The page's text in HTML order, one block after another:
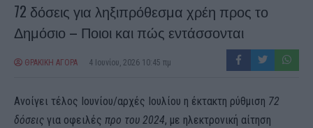
72 δόσεις για ληξιπρόθεσμα χρέη προς το
Δημόσιο – Ποιοι και πώς εντάσσονται
ΘΡΑΚΙΚΗ ΑΓΟΡΑ 4 Ιουνίου, 2026 10:45 πμ
Ανοίγει τέλος Ιουνίου/αρχές Ιουλίου η έκτακτη ρύθμιση 72
δόσεις για οφειλές προ του 2024, με ηλεκτρονική αίτηση